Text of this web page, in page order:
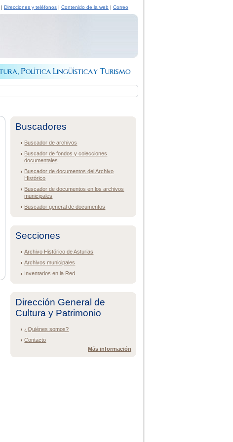
| Direcciones y teléfonos | Contenido de la web | Correo
Buscadores
Buscador de archivos
Buscador de fondos y colecciones
documentales
Buscador de documentos del Archivo
Histórico
Buscador de documentos en los archivos
municipales
Buscador general de documentos
Secciones
Archivo Histórico de Asturias
Archivos municipales
Inventarios en la Red
Dirección General de
Cultura y Patrimonio
¿Quiénes somos?
Contacto
Más información